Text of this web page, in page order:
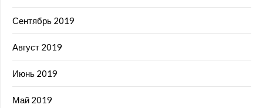
Сентябрь 2019
Август 2019
Июнь 2019
Май 2019